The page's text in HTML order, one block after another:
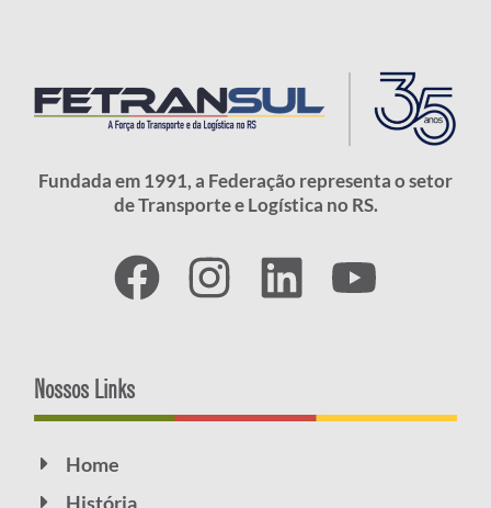
Fundada em 1991, a Federação representa o setor
de Transporte e Logística no RS.
Nossos Links
Home
História